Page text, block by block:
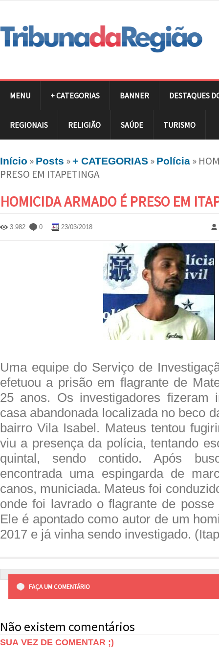
MENU + CATEGORIAS BANNER DESTAQUES
REGIONAIS RELIGIÃO SAÚDE TURISMO
Início » Posts »+ CATEGORIAS » Polícia »
PRESO EM ITAPETINGA
HOMICIDA ARMADO É PRESO EM
3.982 0 23/03/2018
Uma equipe do Serviço de
efetuou a prisão em flagrante de
25 anos. Os investigadores fizeram
casa abandonada localizada no beco
bairro Vila Isabel. Mateus tentou
viu a presença da polícia, tentando
quintal, sendo contido. Após
encontrada uma espingarda de
canos, municiada. Mateus foi
onde foi lavrado o flagrante de
Ele é apontado como autor de um
2017 e já vinha sendo investigado.
FAÇA UM COMENTÁRIO
Não existem comentários
SUA VEZ DE COMENTAR ;)